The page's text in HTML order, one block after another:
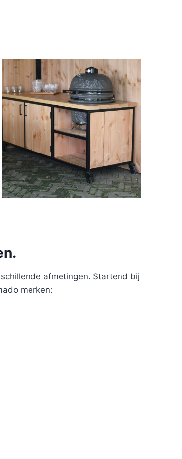
afmetingen. Startend bij
merken: